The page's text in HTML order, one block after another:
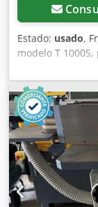
Estado: usado,
modelo T
trabajos de
forma de lámina
talleres de
requieren
rendimiento.
deslizante, tope
Datos técnicos:
de fresado: 30
6000 / 800 rpm -
del motor: 4,0 kW